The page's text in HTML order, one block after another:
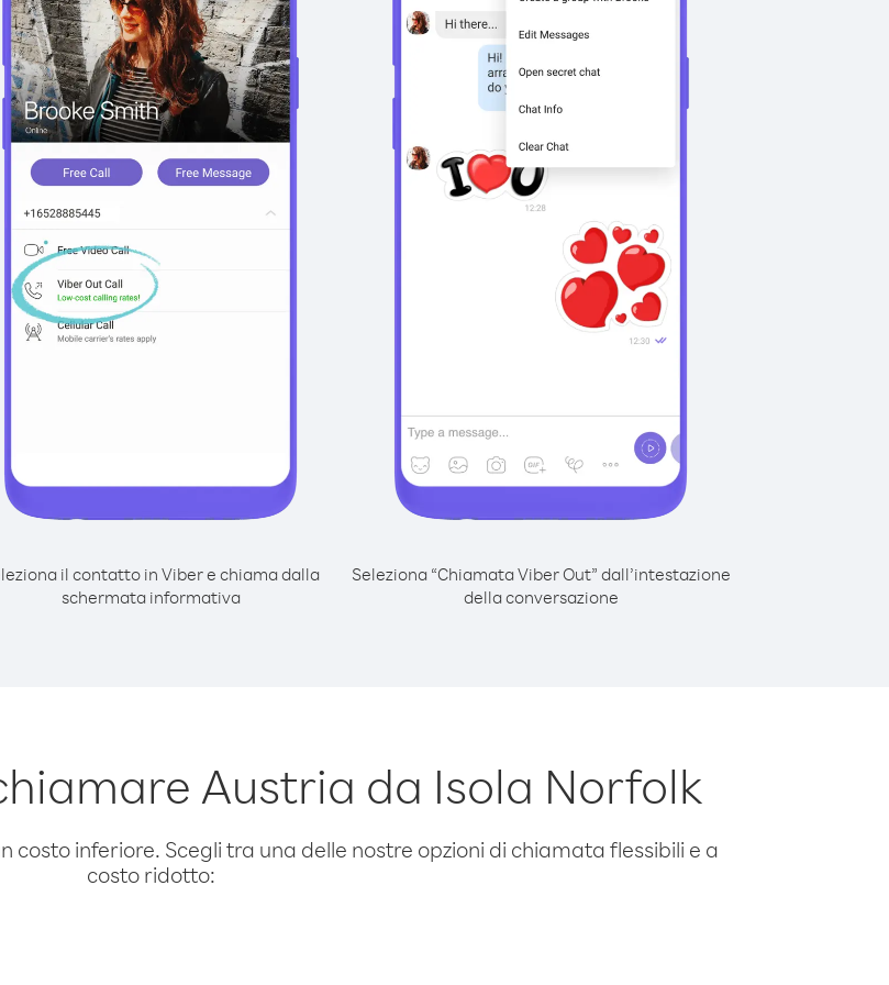
il contatto in Viber e chiama dalla
schermata informativa
Seleziona “Chiamata Viber Out” dall’intestazione
della conversazione
Austria da Isola Norfolk
inferiore. Scegli tra una delle nostre opzioni di chiamata flessibili e a
costo ridotto: